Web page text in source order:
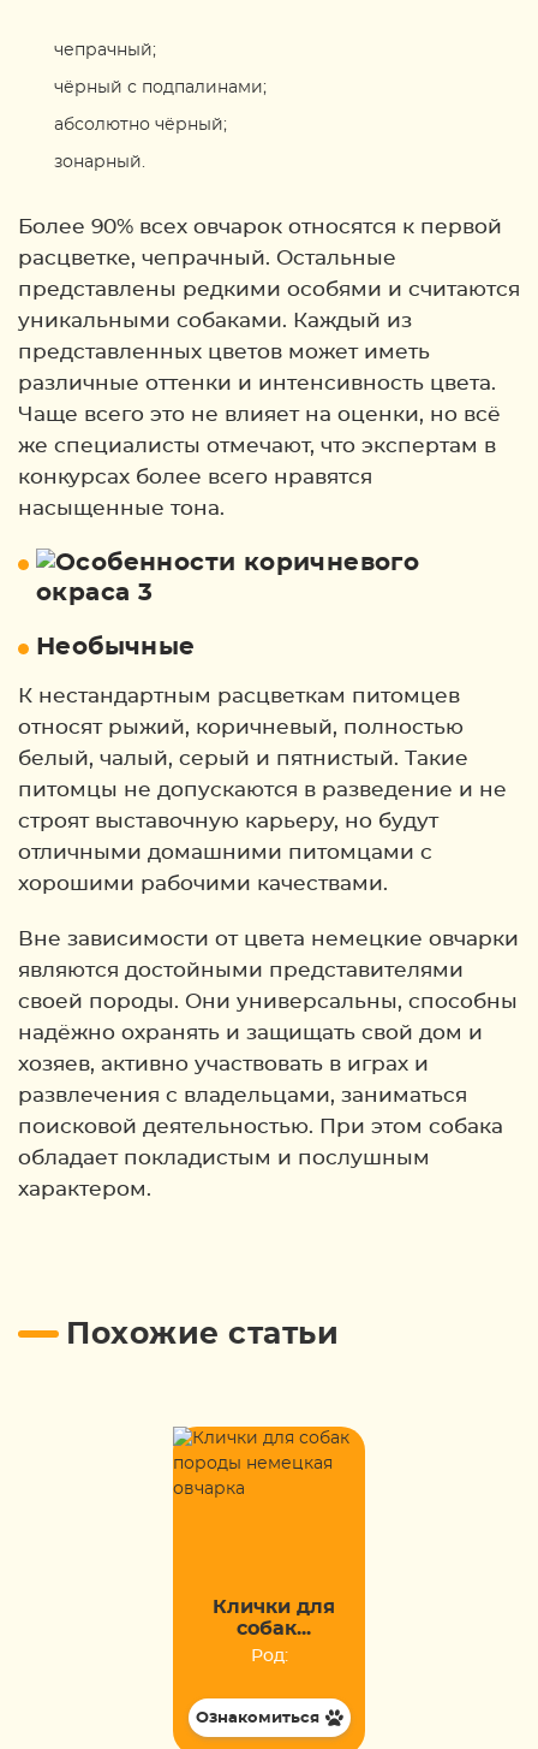
чепрачный;
чёрный с подпалинами;
абсолютно чёрный;
зонарный.
Более 90% всех овчарок относятся к первой
расцветке, чепрачный. Остальные
представлены редкими особями и считаются
уникальными собаками. Каждый из
представленных цветов может иметь
различные оттенки и интенсивность цвета.
Чаще всего это не влияет на оценки, но всё
же специалисты отмечают, что экспертам в
конкурсах более всего нравятся
насыщенные тона.
Необычные
К нестандартным расцветкам питомцев
относят рыжий, коричневый, полностью
белый, чалый, серый и пятнистый. Такие
питомцы не допускаются в разведение и не
строят выставочную карьеру, но будут
отличными домашними питомцами с
хорошими рабочими качествами.
Вне зависимости от цвета немецкие овчарки
являются достойными представителями
своей породы. Они универсальны, способны
надёжно охранять и защищать свой дом и
хозяев, активно участвовать в играх и
развлечения с владельцами, заниматься
поисковой деятельностью. При этом собака
обладает покладистым и послушным
характером.
Похожие статьи
Клички для
собак...
Род:
Ознакомиться